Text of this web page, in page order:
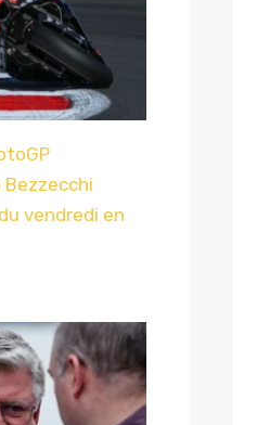
Bezzecchi
vendredi en